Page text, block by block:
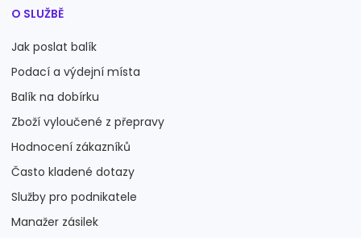
O SLUŽBĚ
Jak poslat balík
Podací a výdejní místa
Balík na dobírku
Zboží vyloučené z přepravy
Hodnocení zákazníků
Často kladené dotazy
Služby pro podnikatele
Manažer zásilek